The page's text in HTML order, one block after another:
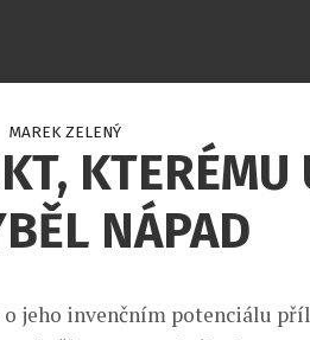
MAREK ZELENÝ
KTERÉMU
NÁPAD
jeho invenčním potenciálu